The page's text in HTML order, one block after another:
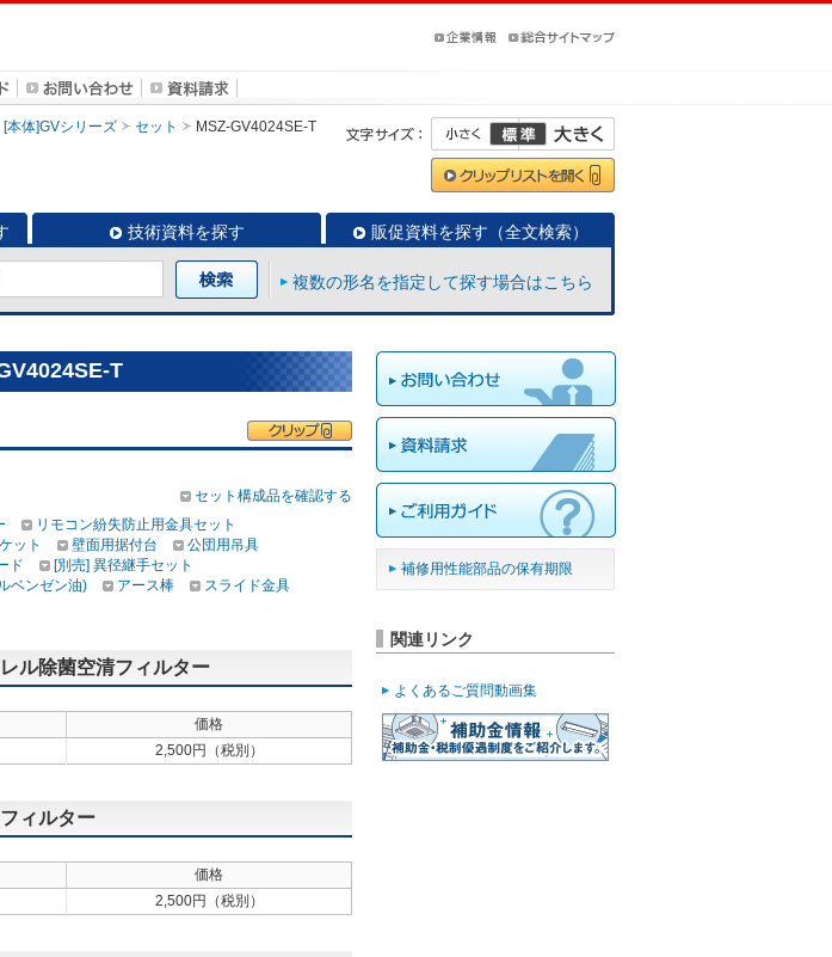
[本体]GVシリーズ セット MSZ-GV4024SE-T
技術資料を探す 販促資料を探す（全文検索）
複数の形名を指定して探す場合はこちら
T
セット構成品を確認する
リモコン紛失防止用金具セット
ット 壁面用据付台
公団用吊具
ド
[別売] 異径継手セット
ベンゼン油) アース棒
スライド金具
ル除菌空清フィルター
価格
2,500円（税別）
ィルター
価格
2,500円（税別）
補修用性能部品の保有期限
関連リンク
よくあるご質問動画集